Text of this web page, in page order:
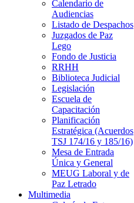
Calendario de
Audiencias
Listado de Despachos
Juzgados de Paz
Lego
Fondo de Justicia
RRHH
Biblioteca Judicial
Legislación
Escuela de
Capacitación
Planificación
Estratégica (Acuerdos
TSJ 174/16 y 185/16)
Mesa de Entrada
Única y General
MEUG Laboral y de
Paz Letrado
Multimedia